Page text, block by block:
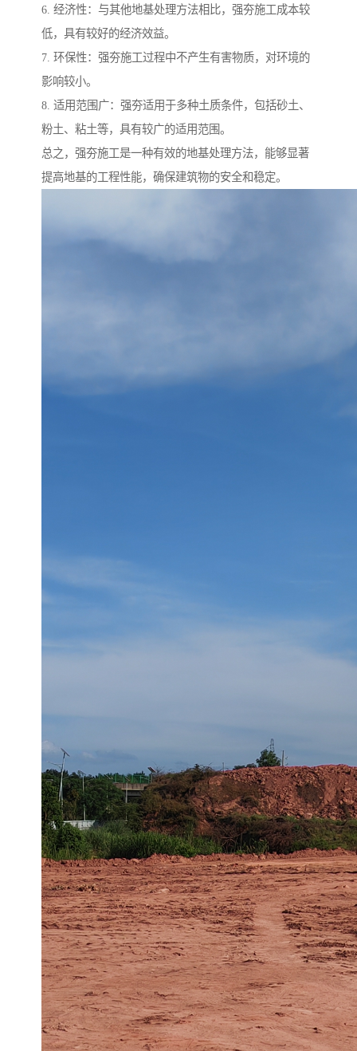
6. 经济性：与其他地基处理方法相比，强夯施工成本较
低，具有较好的经济效益。
7. 环保性：强夯施工过程中不产生有害物质，对环境的
影响较小。
8. 适用范围广：强夯适用于多种土质条件，包括砂土、
粉土、粘土等，具有较广的适用范围。
总之，强夯施工是一种有效的地基处理方法，能够显著
提高地基的工程性能，确保建筑物的安全和稳定。